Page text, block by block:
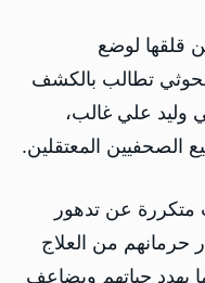
قلقها لوضع
تطالب بالكشف
وليد علي غالب،
الصحفيين المعتقلين.
متكررة عن تدهور
حرمانهم من العلاج
يهدد حياتهم ويضاعف